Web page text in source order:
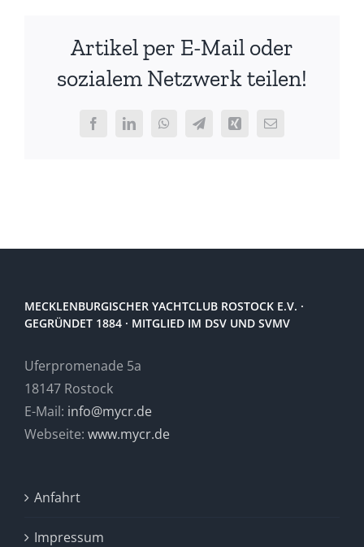
Artikel per E-Mail oder
sozialem Netzwerk teilen!
FacebookLinkedInWhatsAppTelegramXing
E-
MECKLENBURGISCHER YACHTCLUB ROSTOCK E.V. ·
GEGRÜNDET 1884 · MITGLIED IM DSV UND SVMV
Uferpromenade 5a
18147 Rostock
E-Mail: info@mycr.de
Webseite: www.mycr.de
Anfahrt
Impressum